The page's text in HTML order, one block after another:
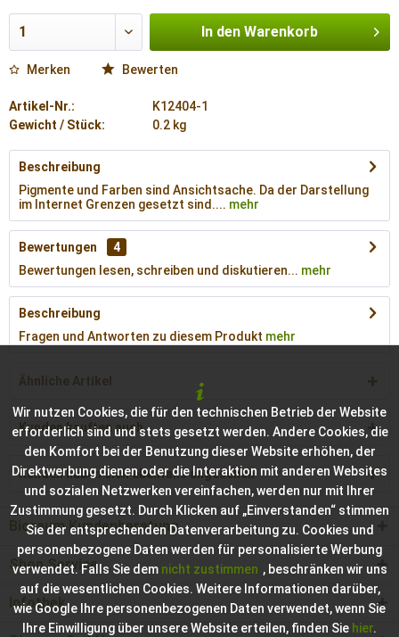
In den Warenkorb
Merken Bewerten
Artikel-Nr.:
K12404-1
Gewicht / Stück:
0.2 kg
Beschreibung
Pigmente und Farben sind Ansichtsache. Da der Darstellung
im Internet Grenzen gesetzt sind.... mehr
Bewertungen
4
Bewertungen lesen, schreiben und diskutieren... mehr
Beschreibung
Fragen und Antworten zu diesem Produkt mehr
Ähnliche Artikel
Kunden kauften auch
Kunden haben sich ebenfalls angesehen
Bioraum Kundenberatung
Shop Service
Infothek
Wir nutzen Cookies, die für den technischen Betrieb der Website
erforderlich sind und stets gesetzt werden. Andere Cookies, die
den Komfort bei der Benutzung dieser Website erhöhen, der
Direktwerbung dienen oder die Interaktion mit anderen Websites
und sozialen Netzwerken vereinfachen, werden nur mit Ihrer
Zustimmung gesetzt. Durch Klicken auf „Einverstanden“ stimmen
Sie der entsprechenden Datenverarbeitung zu. Cookies und
personenbezogene Daten werden für personalisierte Werbung
verwendet. Falls Sie dem nicht zustimmen , beschränken wir uns
auf die wesentlichen Cookies. Weitere Informationen darüber,
wie Google Ihre personenbezogenen Daten verwendet, wenn Sie
Ihre Einwilligung über unsere Website erteilen, finden Sie hier.